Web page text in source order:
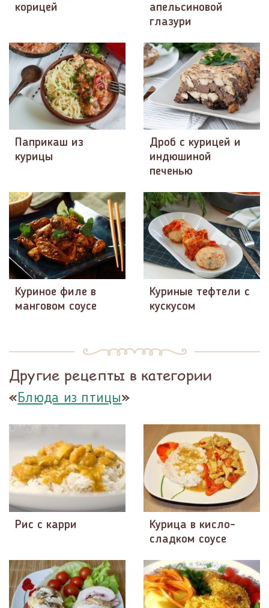
корицей
апельсиновой
глазури
Паприкаш из
курицы
Дроб с курицей и
индюшиной
печенью
Куриное филе в
манговом соусе
Куриные тефтели с
кускусом
Другие рецепты в категории
«Блюда из птицы»
Рис с карри
Курица в кисло-
сладком соусе